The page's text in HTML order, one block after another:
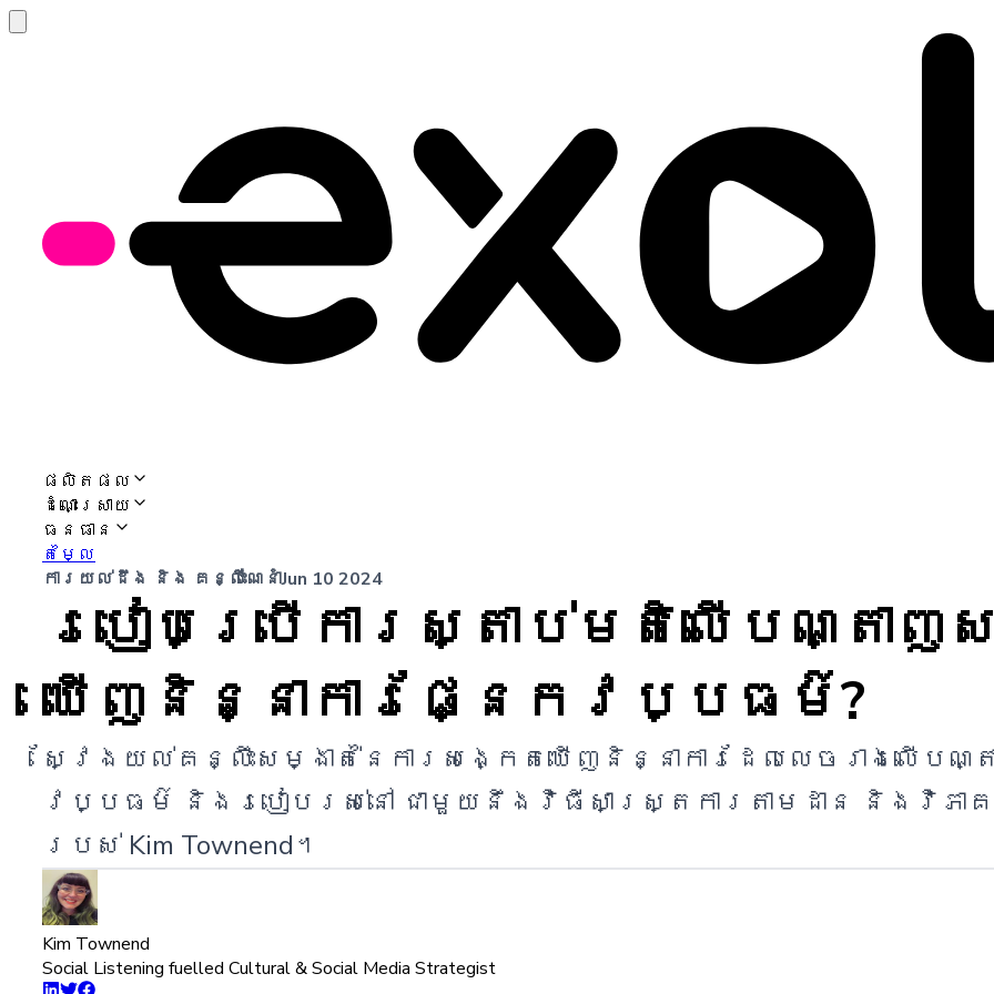
ផលិតផល
ដំណោះស្រាយ
ធនធាន
តម្លៃ
ការយល់ដឹង និង គន្លឹះណែនាំJun 10 2024
របៀបប្រើការស្តាប់មតិលើបណ្តា
ឃើញនិន្នាការផ្នែកវប្បធម៌?
ស្វែងយល់គន្លឹះសម្ងាត់នៃការសង្កេតឃើញនិន្នាការដែលលេចរាងលើប
វប្បធម៌ និងរបៀបរស់នៅ ជាមួយនឹងវិធីសាស្ត្រការតាមដាន និងវិភាគ
របស់ Kim Townend។
Kim Townend
Social Listening fuelled Cultural & Social Media Strategist